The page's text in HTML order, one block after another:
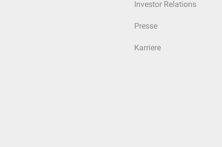
Investor Relations
Presse
Karriere